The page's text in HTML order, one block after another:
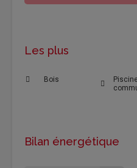
Les plus
Bois
Bilan énergétique